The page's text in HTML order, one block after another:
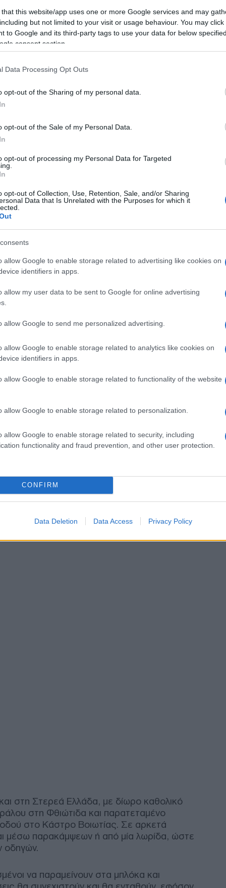
that this website/app uses one or more Google services and may
but not limited to your visit or usage behaviour. You may
to Google and its third-party tags to use your data for below
consent section.
Data Processing Opt Outs
opt-out of the Sharing of my personal data.
opt-out of the Sale of my Personal Data.
opt-out of processing my Personal Data for Targeted
opt-out of Collection, Use, Retention, Sale, and/or Sharing
Data that Is Unrelated with the Purposes for which it
allow Google to enable storage related to advertising like cookies on
identifiers in apps.
allow my user data to be sent to Google for online advertising
allow Google to send me personalized advertising.
allow Google to enable storage related to analytics like cookies on
identifiers in apps.
allow Google to enable storage related to functionality of the website
allow Google to enable storage related to personalization.
allow Google to enable storage related to security, including
functionality and fraud prevention, and other user protection.
CONFIRM
Data Deletion Data Access Privacy Policy
μπλόκο των Μαλγάρων αποφάσισαν να
και την Πρωτοχρονιά, προκειμένου να
Παράλληλα, μετά τις γιορτές αναμένεται
όπου θα καθοριστεί η περαιτέρω
παραμένουν παρατεταγμένα στην
περιοχή των Πράσινων Φαναριών.
και στα σύνορα. Το τελωνείο των
τα οχήματα σε συγκεκριμένα χρονικά
περιστατικά. Αντίστοιχες
στον Προμαχώνα, όπου το μπλόκο
μέσω γενικών συνελεύσεων. Στην
παραμένει κλειστός για τα φορτηγά,
της Νίκης.
εντείνονται, με ενίσχυση του
αιφνιδιαστικούς αποκλεισμούς για τα
με τους αγροτικούς συλλόγους, από
ακόμη και ο αποκλεισμός των οχημάτων που
στο βόρειο τμήμα του νομού,
στον κόμβο του Ορμενίου και
Λάρισας παραμένει από τα ισχυρότερα,
Οι αγρότες προχώρησαν στο κλείσιμο
– Βόλου για συγκεκριμένες ώρες, ενώ
διάλογος χωρίς συγκεκριμένες απαντήσεις
πάντως, δηλώνουν πρόθεση να
διαδρομές.
στη Στερεά Ελλάδα, με δίωρο καθολικό
στη Φθιώτιδα και παρατεταμένο
οδού στο Κάστρο Βοιωτίας. Σε αρκετά
μέσω παρακάμψεων ή από μία λωρίδα, ώστε
οδηγών.
να παραμείνουν στα μπλόκα και